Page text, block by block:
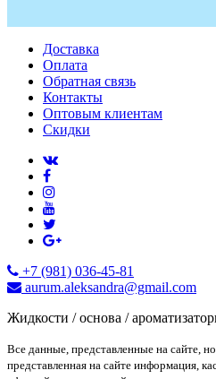
Доставка
Оплата
Обратная связь
Контакты
Оптовым клиентам
Скидки
+7 (981) 036-45-81
aurum.aleksandra@gmail.com
Жидкости / основа /
Все данные, представленные на сайте,
представленная на сайте информация,